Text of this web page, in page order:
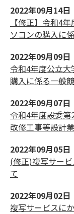
2022年09月14日
【修正】令和4
ソコンの購入に
2022年09月09日
令和4年度公立
購入に係る一般
2022年09月07日
令和4年度設委第
改修工事等設計
2022年09月05日
(修正)複写サー
て
2022年09月02日
複写サービスに